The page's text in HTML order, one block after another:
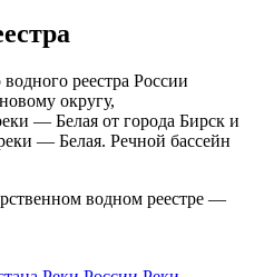
реестра России
округу,
— Белая от города Бирск и
— Белая. Речной бассейн
водном реестре —